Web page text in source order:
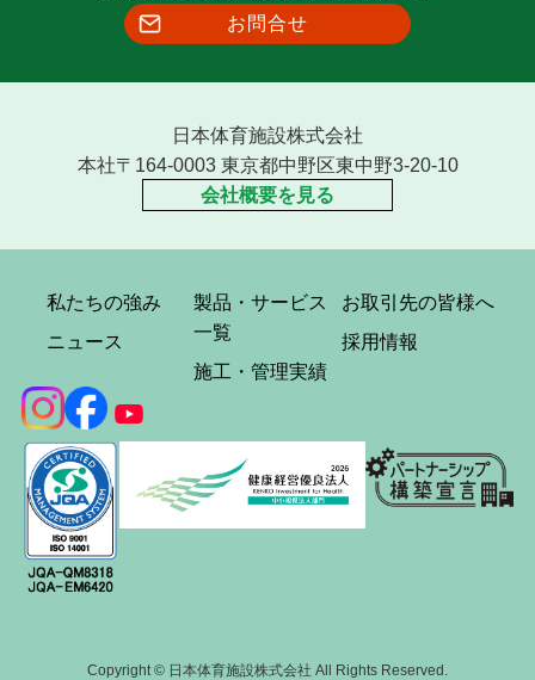
お問合せ
日本体育施設株式会社
本社〒164-0003 東京都中野区東中野3-20-10
会社概要を見る
私たちの強み
ニュース
製品・サービス
一覧
施工・管理実績
お取引先の皆様へ
採用情報
Copyright © 日本体育施設株式会社 All Rights Reserved.